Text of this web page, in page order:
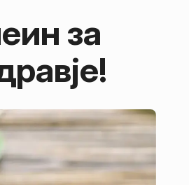
за